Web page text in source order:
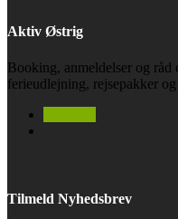
Aktiv Østrig
Booking, anmeldelser og råd
ferieudlejning, rejsepakker og
Tilmeld Nyhedsbrev